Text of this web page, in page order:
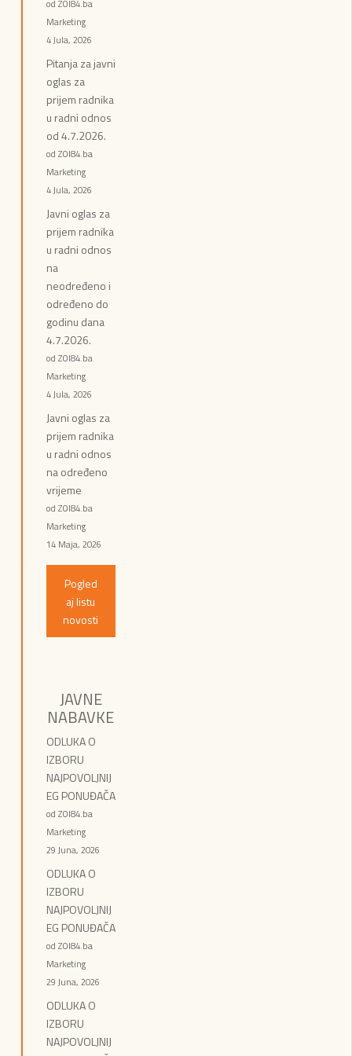
od ZOI84.ba
Marketing
4 Jula, 2026
Pitanja za javni
oglas za
prijem radnika
u radni odnos
od 4.7.2026.
od ZOI84.ba
Marketing
4 Jula, 2026
Javni oglas za
prijem radnika
u radni odnos
na
neodređeno i
određeno do
godinu dana
4.7.2026.
od ZOI84.ba
Marketing
4 Jula, 2026
Javni oglas za
prijem radnika
u radni odnos
na određeno
vrijeme
od ZOI84.ba
Marketing
14 Maja, 2026
Pogled
aj listu
novosti
JAVNE
NABAVKE
ODLUKA O
IZBORU
NAJPOVOLJNIJ
EG PONUĐAČA
od ZOI84.ba
Marketing
29 Juna, 2026
ODLUKA O
IZBORU
NAJPOVOLJNIJ
EG PONUĐAČA
od ZOI84.ba
Marketing
29 Juna, 2026
ODLUKA O
IZBORU
NAJPOVOLJNIJ